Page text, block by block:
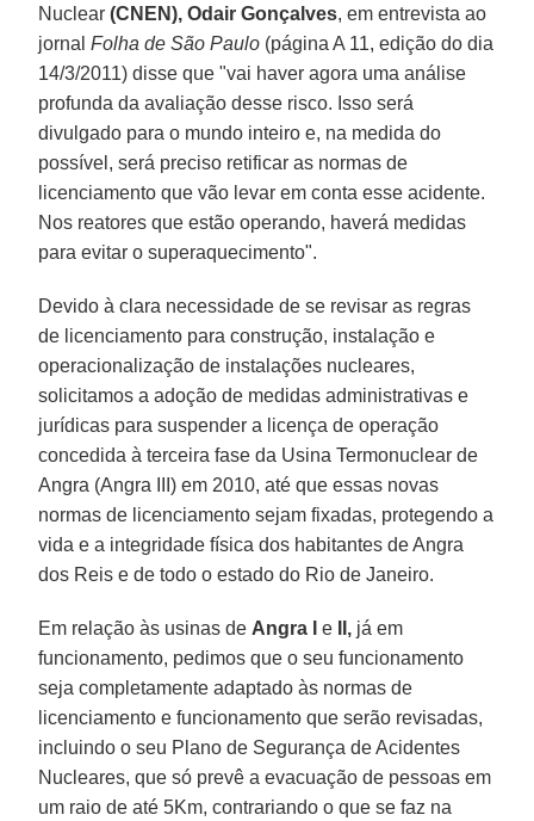
Nuclear (CNEN), Odair Gonçalves, em entrevista ao
jornalFolha de São Paulo (página A 11, edição do dia
14/3/2011) disse que "vai haver agora uma análise
profunda da avaliação desse risco. Isso será
divulgado para o mundo inteiro e, na medida do
possível, será preciso retificar as normas de
licenciamento que vão levar em conta esse acidente.
Nos reatores que estão operando, haverá medidas
para evitar o superaquecimento".
Devido à clara necessidade de se revisar as regras
de licenciamento para construção, instalação e
operacionalização de instalações nucleares,
solicitamos a adoção de medidas administrativas e
jurídicas para suspender a licença de operação
concedida à terceira fase da Usina Termonuclear de
Angra (Angra III) em 2010, até que essas novas
normas de licenciamento sejam fixadas, protegendo a
vida e a integridade física dos habitantes de Angra
dos Reis e de todo o estado do Rio de Janeiro.
Em relação às usinas de Angra I e II, já em
funcionamento, pedimos que o seu funcionamento
seja completamente adaptado às normas de
licenciamento e funcionamento que serão revisadas,
incluindo o seu Plano de Segurança de Acidentes
Nucleares, que só prevê a evacuação de pessoas em
um raio de até 5Km, contrariando o que se faz na